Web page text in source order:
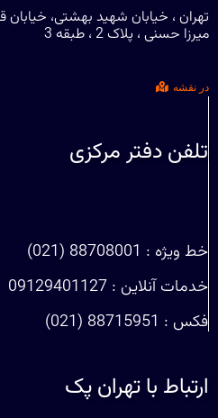
تهران ، خیابان شهید بهشتی، خیابان
میرزا حسنی ، پلاک 2 ، طبقه 3
در نقشه
تلفن دفتر مرکزی
خط ویژه : 88708001 (021)
خدمات آنلاین : 09129401127
فکس : 88715951 (021)
ارتباط با تهران پک